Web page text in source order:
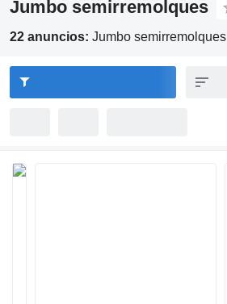
Jumbo semirremolques
22 anuncios: Jumbo semirremolques